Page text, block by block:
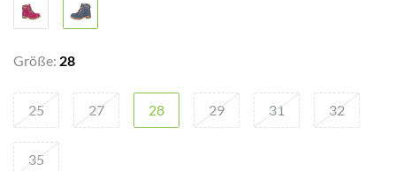
Größe: 28
25 27 28 29 31 32
35